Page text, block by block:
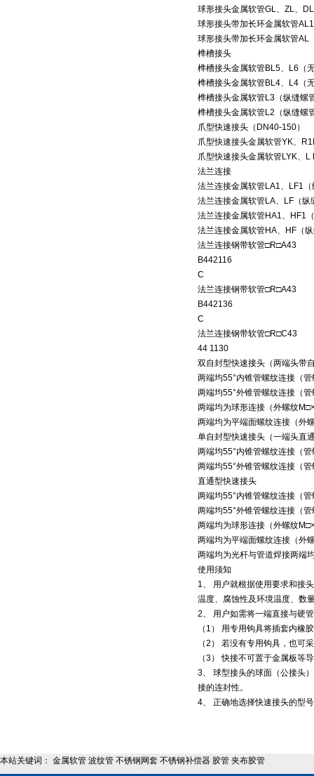
球形接头金属软管GL、ZL、
球形接头带加长环金属软管
球形接头带加长环金属软管AL
榫槽接头
榫槽接头金属软管BL5、L6（
榫槽接头金属软管BL4、L4（
榫槽接头金属软管L3（纵缝螺
榫槽接头金属软管L2（纵缝螺
爪型快速接头（DN40-150）
爪型快速接头金属软管YK、
爪型快速接头金属软管LYK、
法兰连接
法兰连接金属软管LA1、LF1
法兰连接金属软管LA、LF（
法兰连接金属软管HA1、HF1
法兰连接金属软管HA、HF（
法兰连接钢带软管□R□A43
B442116
C
法兰连接钢带软管□R□A43
B442136
C
法兰连接钢带软管□R□C43
44 1130
双自封型快速接头（两端头带
两端均55°内锥管螺纹连接（
两端均55°外锥管螺纹连接（
两端均为球形连接（外螺纹
两端均为平端面螺纹连接（外
单自封型快速接头（一端头直
两端均55°内锥管螺纹连接（
两端均55°外锥管螺纹连接（
直通型快速接头
两端均55°内锥管螺纹连接（
两端均55°外锥管螺纹连接（
两端均为球形连接（外螺纹
两端均为平端面螺纹连接（外
两端均为光杆与管道焊接两端
使用须知
1、 用户就根据使用要求和接
温度、腐蚀性及环境温度、数
2、 用户如需将一端直接与硬
（1） 用专用钩具将插套内橡
（2） 若没有专用钩具，也可
（3） 快接不可置于金属板等
3、 球型接头的球面（公接头
接的连封性。
4、 正确地选择快速接头的型
本站关键词： 金属软管 波纹管 不锈钢网套 不锈钢补偿器 胶管 夹布胶管